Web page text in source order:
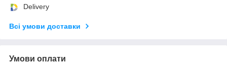
Delivery
Всі умови доставки
Умови оплати